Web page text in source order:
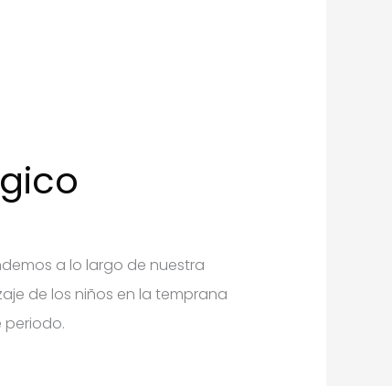
a lo largo de nuestra
de los niños en la temprana
periodo.